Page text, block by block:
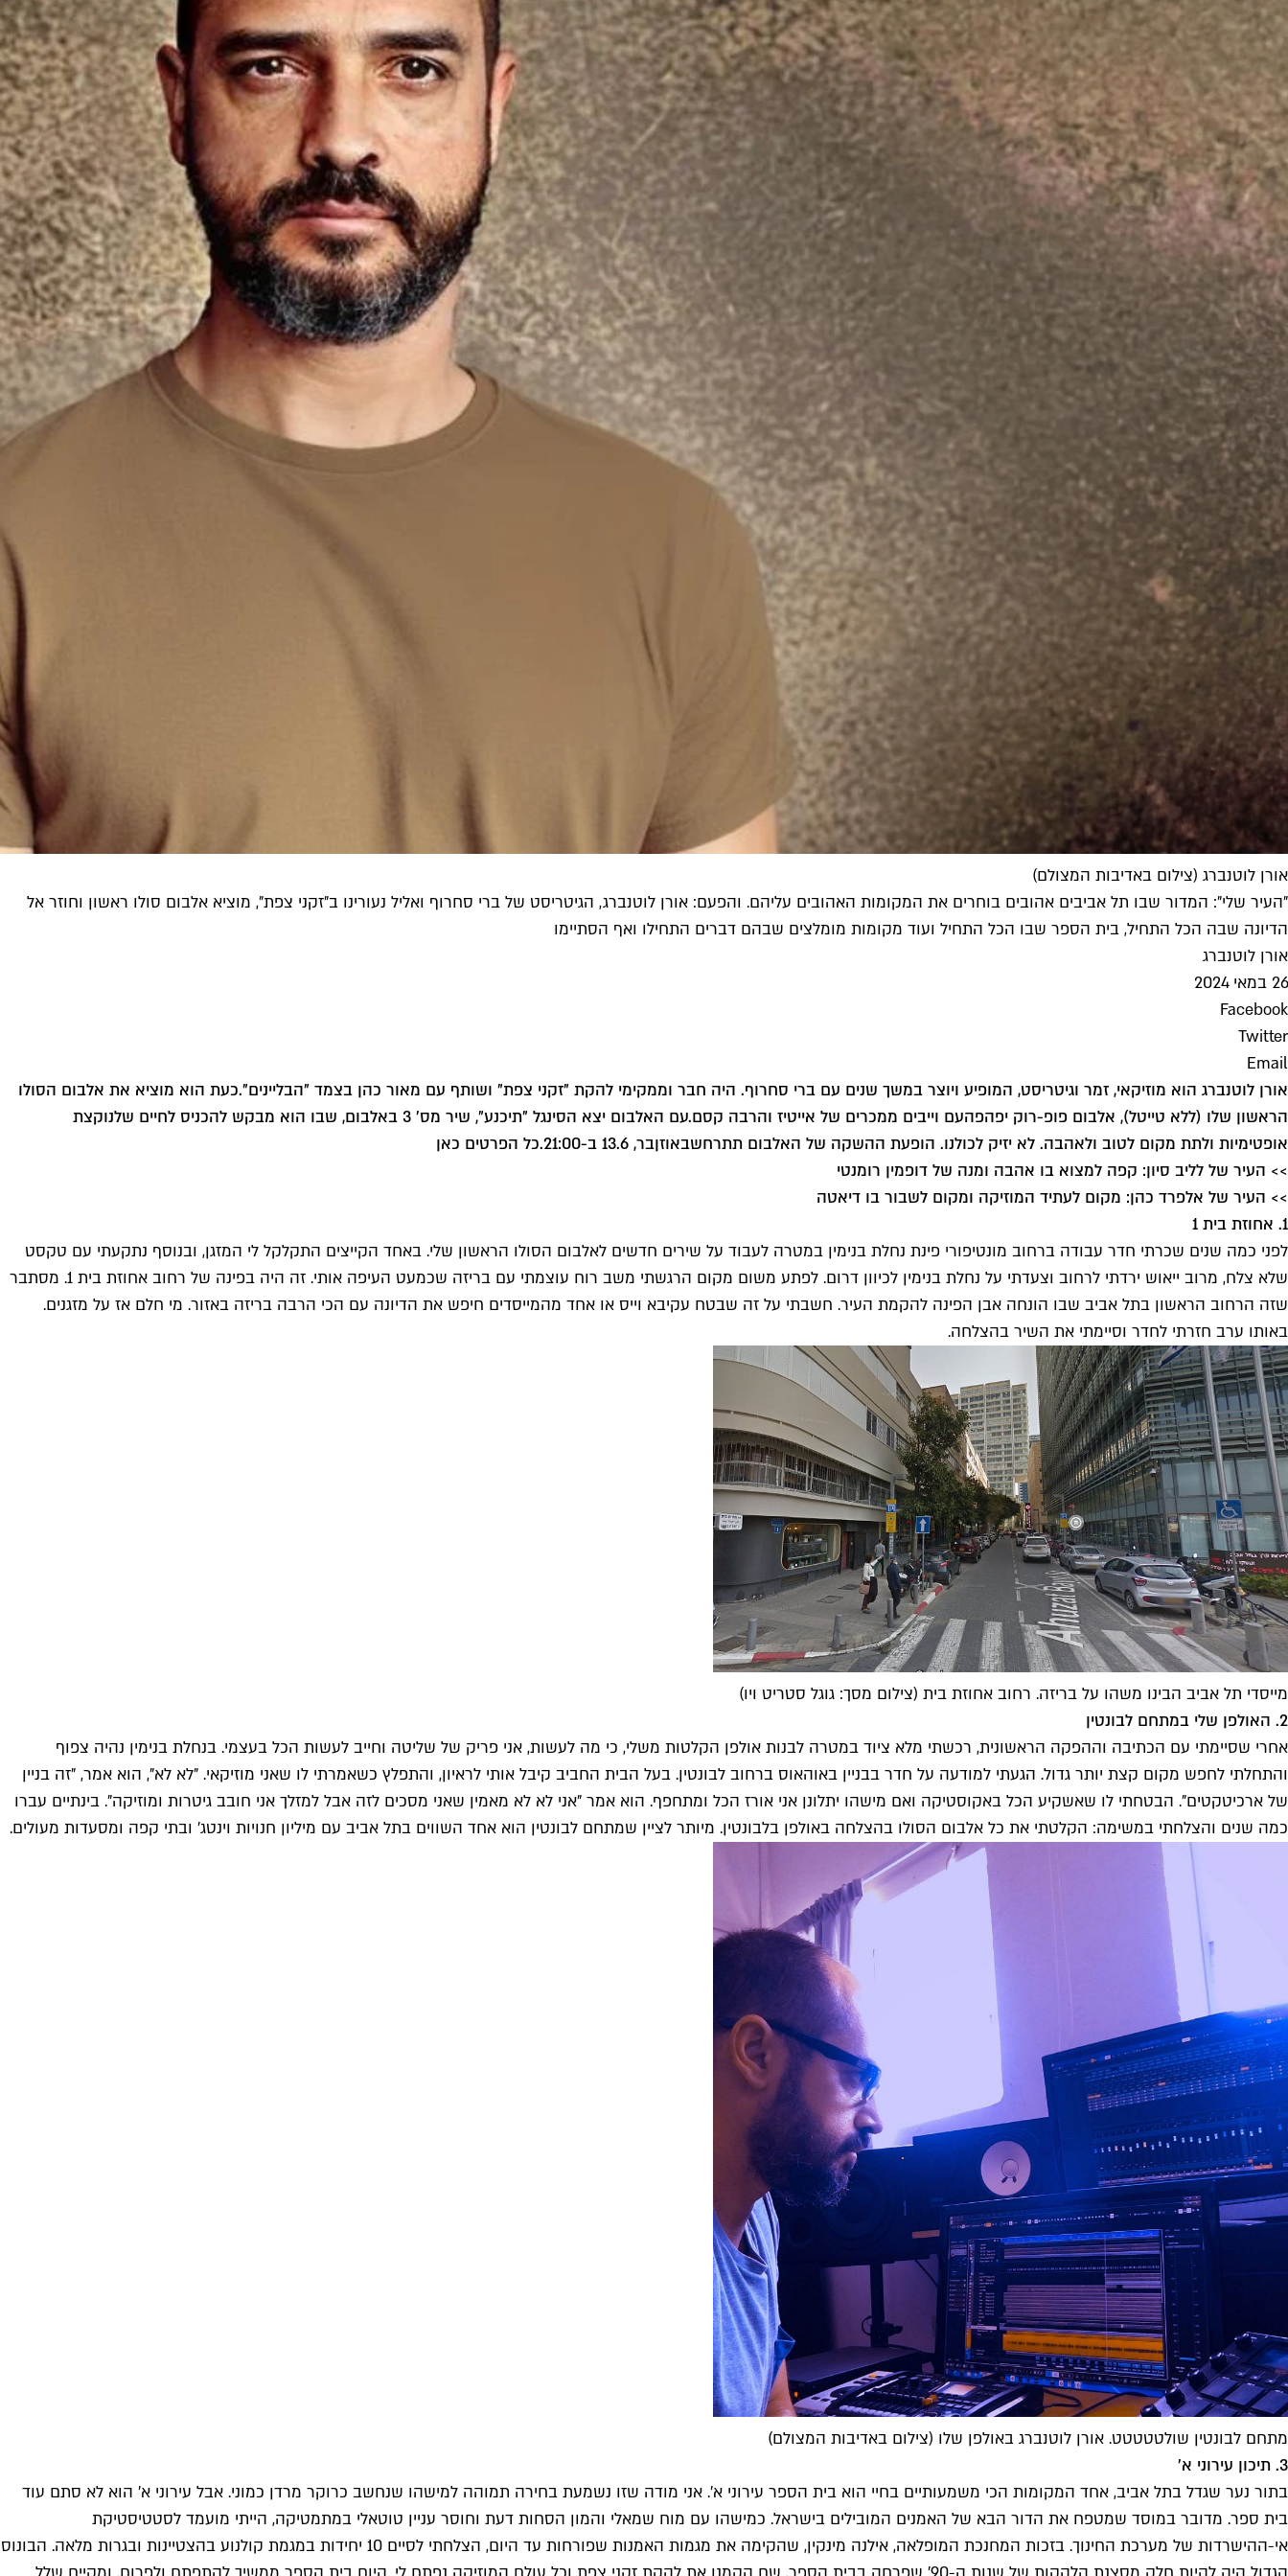
אורן לוטנברג (צילום באדיבות המצולם)
"העיר שלי": המדור שבו תל אביבים אהובים בוחרים את המקומות האהובים עליהם. והפעם: אורן לוטנברג, הגיטריסט של ברי סחרוף ואליל נעורינו ב"זקני צפת", מוציא אלבום סולו ראשון וחוזר אל
הדיונה שבה הכל התחיל, בית הספר שבו הכל התחיל ועוד מקומות מומלצים שבהם דברים התחילו ואף הסתיימו
אורן לוטנברג
26 במאי 2024
Facebook
Twitter
Email
אורן לוטנברג הוא מוזיקאי, זמר וגיטריסט, המופיע ויוצר במשך שנים עם ברי סחרוף. היה חבר וממקימי להקת "זקני צפת" ושותף עם מאור כהן בצמד "הבליינים".כעת הוא מוציא את אלבום הסולו
הראשון שלו (ללא טייטל), אלבום פופ-רוק יפהפהעם וייבים ממכרים של אייטיז והרבה קסם.עם האלבום יצא הסינגל "תיכנע", שיר מס' 3 באלבום, שבו הוא מבקש להכניס לחיים שלנו
קצת
אופטימיות ולתת מקום לטוב ולאהבה. לא יזיק לכולנו. הופעת ההשקה של האלבום תתרחשבאוזןבר, 13.6 ב-21:00.
כל הפרטים כאן
>> העיר של לליב סיון: קפה למצוא בו אהבה ומנה של דופמין רומנטי
>> העיר של אלפרד כהן: מקום לעתיד המוזיקה ומקום לשבור בו דיאטה
1. אחוזת בית 1
לפני כמה שנים שכרתי חדר עבודה ברחוב מונטיפורי פינת נחלת בנימין במטרה לעבוד על שירים חדשים לאלבום הסולו הראשון שלי. באחד הקייצים התקלקל לי המזגן, ובנוסף נתקעתי עם טקסט
שלא צלח, מרוב ייאוש ירדתי לרחוב וצעדתי על נחלת בנימין לכיוון דרום. לפתע משום מקום הרגשתי משב רוח עוצמתי עם בריזה שכמעט העיפה אותי. זה היה בפינה של רחוב אחוזת בית 1. מסתבר
שזה הרחוב הראשון בתל אביב שבו הונחה אבן הפינה להקמת העיר. חשבתי על זה שבטח עקיבא וייס או אחד מהמייסדים חיפש את הדיונה עם הכי הרבה בריזה באזור. מי חלם אז על מזגנים.
באותו ערב חזרתי לחדר וסיימתי את השיר בהצלחה.
מייסדי תל אביב הבינו משהו על בריזה. רחוב אחוזת בית (צילום מסך: גוגל סטריט ויו)
2. האולפן שלי במתחם לבונטין
אחרי שסיימתי עם הכתיבה וההפקה הראשונית, רכשתי מלא ציוד במטרה לבנות אולפן הקלטות משלי, כי מה לעשות, אני פריק של שליטה וחייב לעשות הכל בעצמי. בנחלת בנימין נהיה צפוף
והתחלתי לחפש מקום קצת יותר גדול. הגעתי למודעה על חדר בבניין באוהאוס ברחוב לבונטין. בעל הבית החביב קיבל אותי לראיון, והתפלץ כשאמרתי לו שאני מוזיקאי. "לא לא", הוא אמר, "זה בניין
של ארכיטקטים". הבטחתי לו שאשקיע הכל באקוסטיקה ואם מישהו יתלונן אני אורז הכל ומתחפף. הוא אמר "אני לא לא מאמין שאני מסכים לזה אבל למזלך אני חובב גיטרות ומוזיקה". בינתיים עברו
כמה שנים והצלחתי במשימה: הקלטתי את כל אלבום הסולו בהצלחה באולפן בלבונטין. מיותר לציין שמתחם לבונטין הוא אחד השווים בתל אביב עם מיליון חנויות וינטג' ובתי קפה ומסעדות מעולים.
מתחם לבונטין שולטטטטט. אורן לוטנברג באולפן שלו (צילום באדיבות המצולם)
3. תיכון עירוני א'
בתור נער שגדל בתל אביב, אחד המקומות הכי משמעותיים בחיי הוא בית הספר עירוני א'. אני מודה שזו נשמעת בחירה תמוהה למישהו שנחשב כרוקר מרדן כמוני. אבל עירוני א' הוא לא סתם עוד
בית ספר. מדובר במוסד שמטפח את הדור הבא של האמנים המובילים בישראל. כמישהו עם מוח שמאלי והמון הסחות דעת וחוסר עניין טוטאלי במתמטיקה, הייתי מועמד לסטטיסטיקת
אי-ההישרדות של מערכת החינוך. בזכות המחנכת המופלאה, אילנה מינקין, שהקימה את מגמות האמנות שפורחות עד היום, הצלחתי לסיים 10 יחידות במגמת קולנוע בהצטיינות ובגרות מלאה. הבונוס